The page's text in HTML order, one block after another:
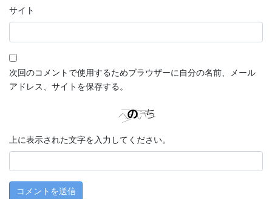
サイト
次回のコメントで使用するためブラウザーに自分の名前、メール
アドレス、サイトを保存する。
上に表示された文字を入力してください。